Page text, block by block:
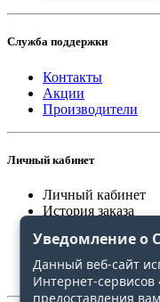
Служба поддержки
Контакты
Акции
Производители
Личный кабинет
Личный кабинет
История заказа
Сравнение
Уведомление о
Данный веб-сайт
Интернет-сервисов
предоставления